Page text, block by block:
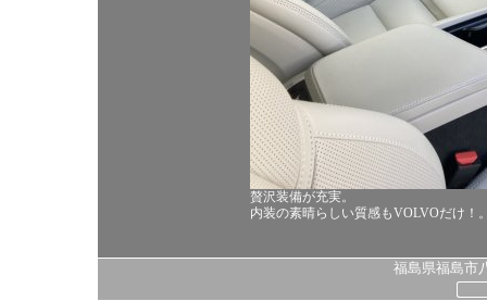
贅沢装備が充実。
内装の素晴らしい質感もVOLVOだけ！
福島県福島市